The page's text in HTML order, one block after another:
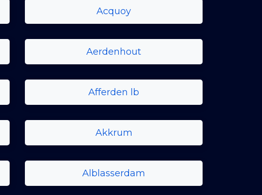
Acquoy
Aerdenhout
Afferden lb
Akkrum
Alblasserdam